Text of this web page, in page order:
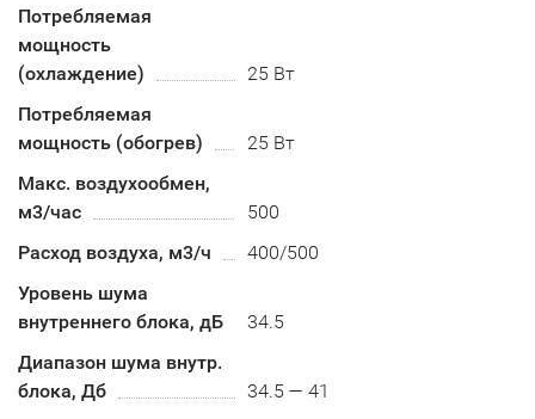
Потребляемая
мощность
(охлаждение)
25 Вт
Потребляемая
мощность (обогрев)
25 Вт
Макс. воздухообмен,
м3/час
500
Расход воздуха, м3/ч
400/500
Уровень шума
внутреннего блока, дБ
34.5
Диапазон шума внутр.
блока, Дб
34.5 — 41